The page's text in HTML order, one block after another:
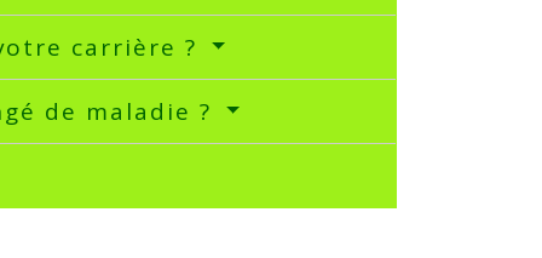
carrière ?
de maladie ?